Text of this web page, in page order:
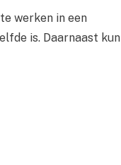
werken in een
is. Daarnaast kun